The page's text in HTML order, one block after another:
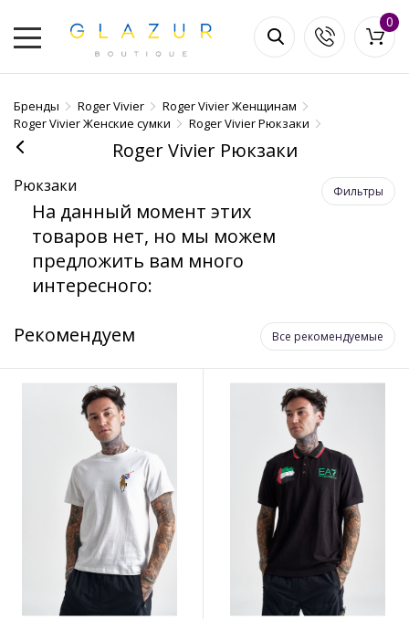
0
Бренды Roger Vivier
Roger Vivier Женщинам
Roger Vivier Женские сумки
Roger Vivier Рюкзаки
Рюкзаки
Roger Vivier Рюкзаки
Фильтры
На данный момент этих
товаров нет, но мы можем
предложить вам много
интересного:
Все рекомендуемые
Рекомендуем